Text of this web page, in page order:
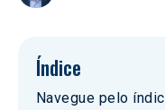
Índice
Navegue pelo